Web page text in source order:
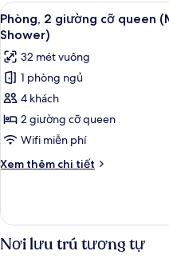
giường
cỡ
(Hearing
Accessible)
Xem
tất
cả
ảnh
Phòng,
2
giường
cỡ
queen
(Mobility
Roll-
In
Shower)
5
Phòng, 2 giường cỡ queen
Shower)
32 mét vuông
1 phòng ngủ
4 khách
2 giường cỡ queen
Wifi miễn phí
Xem thêm chi tiết
Chi
Phòng,
2
giường
Nơi lưu trú tương tự